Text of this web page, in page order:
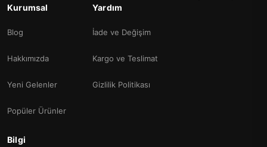
Kurumsal
Blog
Hakkımızda
Yeni Gelenler
Popüler Ürünler
Yardım
İade ve Değişim
Kargo ve Teslimat
Gizlilik Politikası
Bilgi